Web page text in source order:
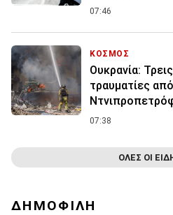
07:46
ΚΟΣΜΟΣ
Ουκρανία:
τραυματίες
07:38
ΟΛΕΣ ΟΙ
ΔΗΜΟΦΙΛΗ